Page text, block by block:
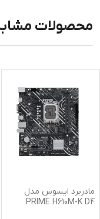
محصولات
مادربرد ایسوس مدل
PRIME H610M-K D4